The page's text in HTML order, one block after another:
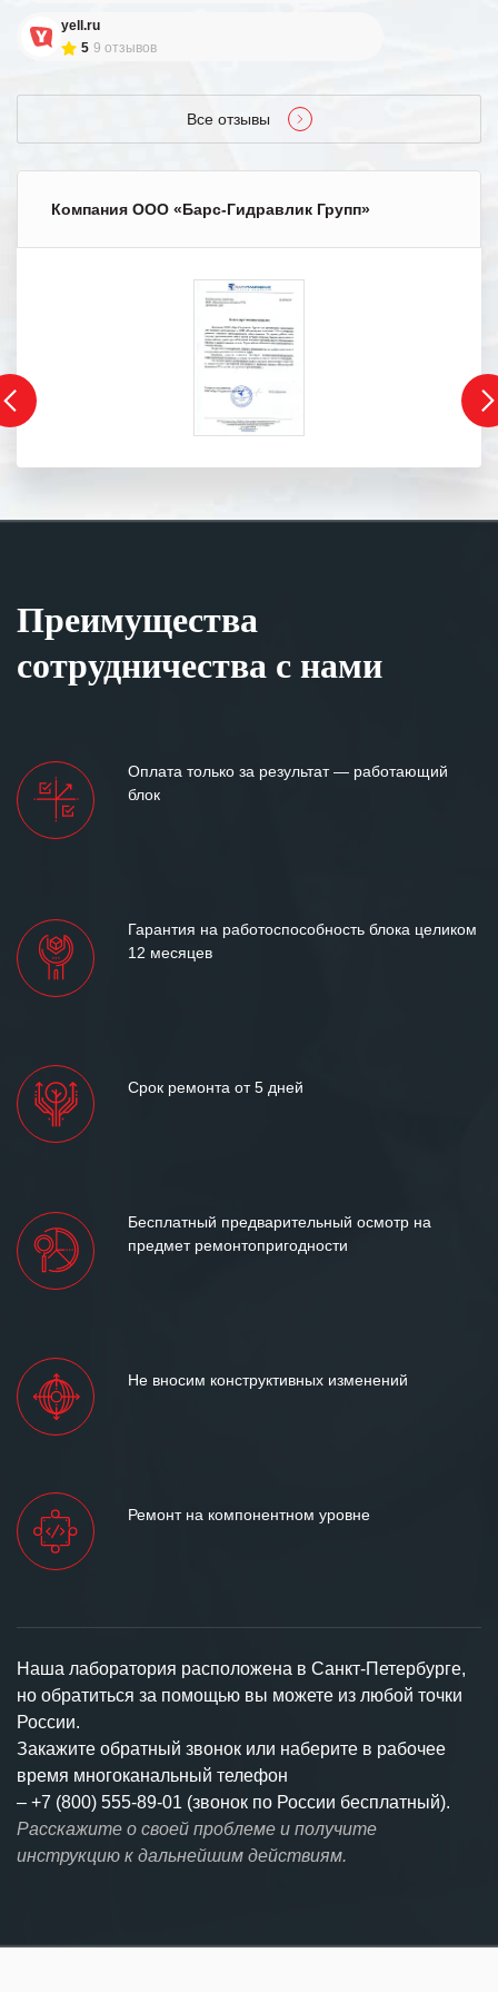
yell.ru
5 9 отзывов
Все отзывы
Компания ООО «Барс-Гидравлик Групп»
Преимущества
сотрудничества с нами
Оплата только за результат — работающий
блок
Гарантия на работоспособность блока целиком
12 месяцев
Срок ремонта от 5 дней
Бесплатный предварительный осмотр на
предмет ремонтопригодности
Не вносим конструктивных изменений
Ремонт на компонентном уровне
Наша лаборатория расположена в Санкт-Петербурге,
но обратиться за помощью вы можете из любой точки
России.
Закажите обратный звонок или наберите в рабочее
время многоканальный телефон
– +7 (800) 555-89-01 (звонок по России бесплатный).
Расскажите о своей проблеме и получите
инструкцию к дальнейшим действиям.